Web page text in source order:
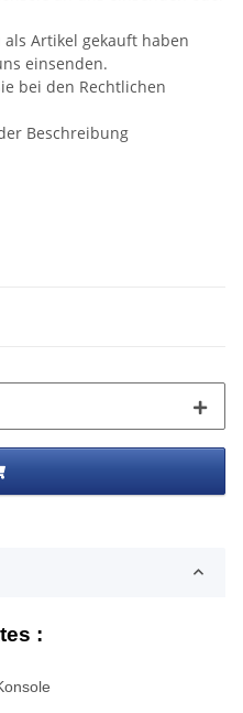
Artikel gekauft haben
einsenden.
bei den Rechtlichen
Beschreibung
: